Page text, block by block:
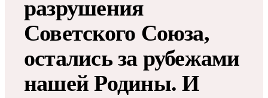
разрушения
Советского Союза,
остались за рубежами
нашей Родины. И